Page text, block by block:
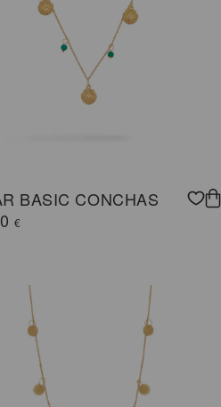
BASIC CONCHAS
€